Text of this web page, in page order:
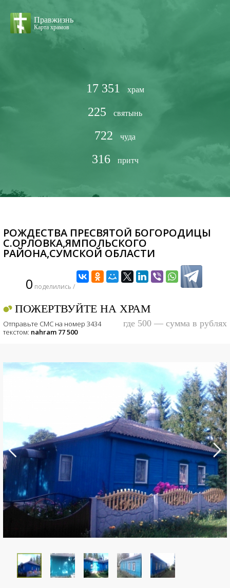
Правжизнь
Карта храмов
17 351 храм
225 святынь
722 чуда
316 притч
РОЖДЕСТВА ПРЕСВЯТОЙ БОГОРОДИЦЫ
С.ОРЛОВКА,ЯМПОЛЬСКОГО
РАЙОНА,СУМСКОЙ ОБЛАСТИ
0 поделились /
ПОЖЕРТВУЙТЕ НА ХРАМ
Отправьте СМС на номер 3434
текстом: nahram 77 500
где 500 — сумма в рублях